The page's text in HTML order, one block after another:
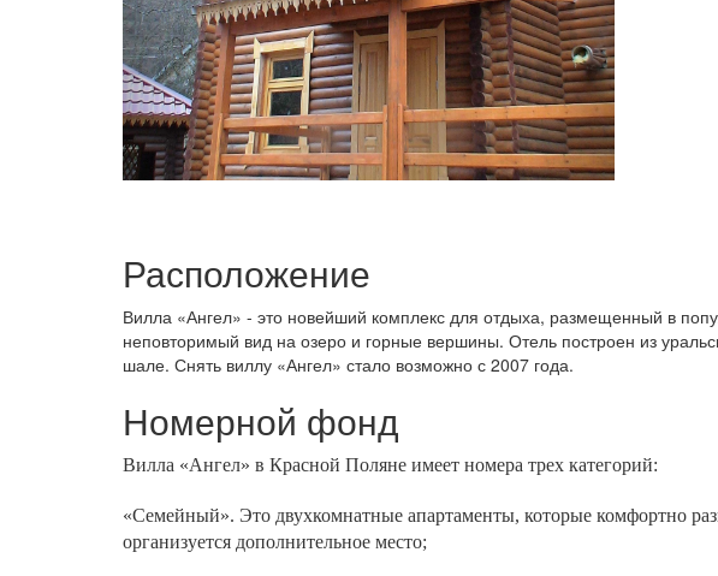
Расположение
Вилла «Ангел» - это новейший комплекс для отдыха, размещенный в
неповторимый вид на озеро и горные вершины. Отель построен из
шале. Снять виллу «Ангел» стало возможно с 2007 года.
Номерной фонд
Вилла «Ангел» в Красной Поляне имеет номера трех категорий:
«Семейный». Это двухкомнатные апартаменты, которые комфортно
организуется дополнительное место;